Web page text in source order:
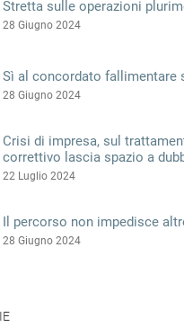
Stretta sulle operazioni
28 Giugno 2024
Sì al concordato fallimentare
28 Giugno 2024
Crisi di impresa, sul
correttivo lascia spazio a
22 Luglio 2024
Il percorso non impedisce
28 Giugno 2024